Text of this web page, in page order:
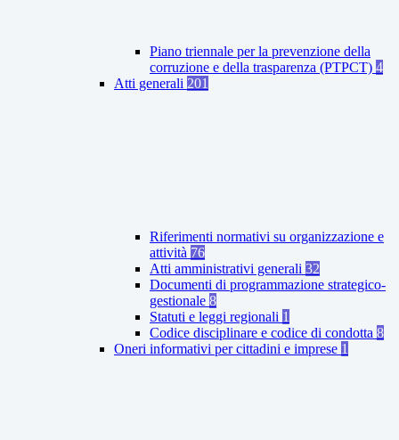
Piano triennale per la prevenzione della
corruzione e della trasparenza (PTPCT) 4
Atti generali 201
Riferimenti normativi su organizzazione e
attività 76
Atti amministrativi generali 32
Documenti di programmazione strategico-
gestionale 8
Statuti e leggi regionali 1
Codice disciplinare e codice di condotta 8
Oneri informativi per cittadini e imprese 1